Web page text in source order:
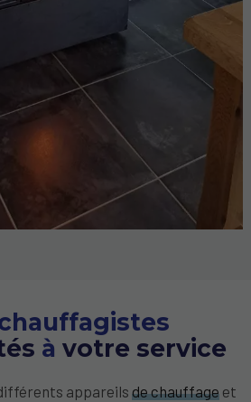
à votre service
appareils de chauffageet